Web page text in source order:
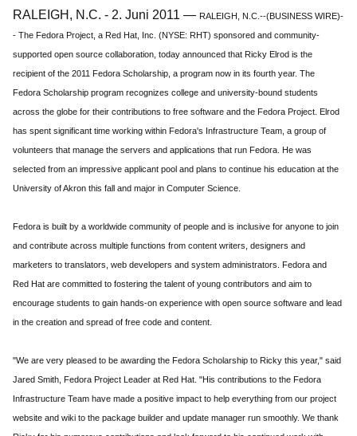
RALEIGH, N.C. - 2. Juni 2011 — RALEIGH, N.C.--(BUSINESS WIRE)-
- The Fedora Project, a Red Hat, Inc. (NYSE: RHT) sponsored and community-
supported open source collaboration, today announced that Ricky Elrod is the
recipient of the 2011 Fedora Scholarship, a program now in its fourth year. The
Fedora Scholarship program recognizes college and university-bound students
across the globe for their contributions to free software and the Fedora Project. Elrod
has spent significant time working within Fedora's Infrastructure Team, a group of
volunteers that manage the servers and applications that run Fedora. He was
selected from an impressive applicant pool and plans to continue his education at the
University of Akron this fall and major in Computer Science.
Fedora is built by a worldwide community of people and is inclusive for anyone to join
and contribute across multiple functions from content writers, designers and
marketers to translators, web developers and system administrators. Fedora and
Red Hat are committed to fostering the talent of young contributors and aim to
encourage students to gain hands-on experience with open source software and lead
in the creation and spread of free code and content.
"We are very pleased to be awarding the Fedora Scholarship to Ricky this year," said
Jared Smith, Fedora Project Leader at Red Hat. "His contributions to the Fedora
Infrastructure Team have made a positive impact to help everything from our project
website and wiki to the package builder and update manager run smoothly. We thank